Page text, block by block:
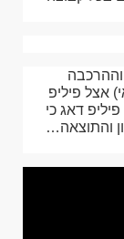
וההרכבה
במהלך השבוע (ב26 במאי) אצל פיליפ
דאג כי
והתוצאה…